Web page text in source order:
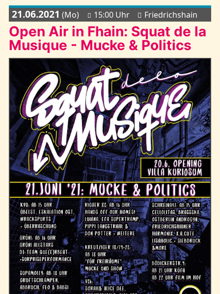
21.06.2021 (Mo) 15:00 Uhr Friedrichshain
Open Air in Fhain: Squat de la
Musique - Mucke & Politics